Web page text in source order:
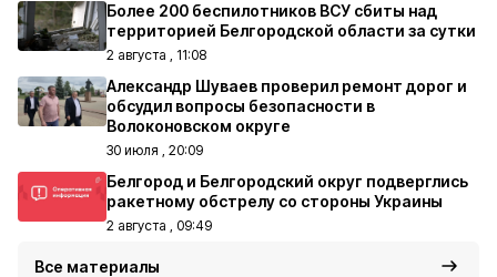
Более 200 беспилотников ВСУ сбиты над
территорией Белгородской области за сутки
2 августа , 11:08
Александр Шуваев проверил ремонт дорог и
обсудил вопросы безопасности в
Волоконовском округе
30 июля , 20:09
Белгород и Белгородский округ подверглись
ракетному обстрелу со стороны Украины
2 августа , 09:49
Все материалы